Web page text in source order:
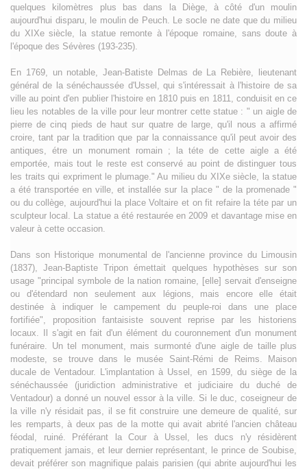
quelques kilomètres plus bas dans la Diège, à côté d'un moulin
aujourd'hui disparu, le moulin de Peuch. Le socle ne date que du milieu
du XIXe siècle, la statue remonte à l'époque romaine, sans doute à
l'époque des Sévères (193-235).
En 1769, un notable, Jean-Batiste Delmas de La Rebière, lieutenant
général de la sénéchaussée d'Ussel, qui s'intéressait à l'histoire de sa
ville au point d'en publier l'histoire en 1810 puis en 1811, conduisit en ce
lieu les notables de la ville pour leur montrer cette statue : " un aigle de
pierre de cinq pieds de haut sur quatre de large, qu'il nous a affirmé
croire, tant par la tradition que par la connaissance qu'il peut avoir des
antiques, étre un monument romain ; la téte de cette aigle a été
emportée, mais tout le reste est conservé au point de distinguer tous
les traits qui expriment le plumage." Au milieu du XIXe siècle, la statue
a été transportée en ville, et installée sur la place " de la promenade "
ou du collège, aujourd'hui la place Voltaire et on fit refaire la téte par un
sculpteur local. La statue a été restaurée en 2009 et davantage mise en
valeur à cette occasion.
Dans son Historique monumental de l'ancienne province du Limousin
(1837), Jean-Baptiste Tripon émettait quelques hypothèses sur son
usage "principal symbole de la nation romaine, [elle] servait d'enseigne
ou d'étendard non seulement aux légions, mais encore elle était
destinée à indiquer le campement du peuple-roi dans une place
fortifiée", proposition fantaisiste souvent reprise par les historiens
locaux. Il s'agit en fait d'un élément du couronnement d'un monument
funéraire. Un tel monument, mais surmonté d'une aigle de taille plus
modeste, se trouve dans le musée Saint-Rémi de Reims. Maison
ducale de Ventadour. L'implantation à Ussel, en 1599, du siège de la
sénéchaussée (juridiction administrative et judiciaire du duché de
Ventadour) a donné un nouvel essor à la ville. Si le duc, coseigneur de
la ville n'y résidait pas, il se fit construire une demeure de qualité, sur
les remparts, à deux pas de la motte qui avait abrité l'ancien château
féodal, ruiné. Préférant la Cour à Ussel, les ducs n'y résidèrent
pratiquement jamais, et leur dernier représentant, le prince de Soubise,
devait préférer son magnifique palais parisien (qui abrite aujourd'hui les